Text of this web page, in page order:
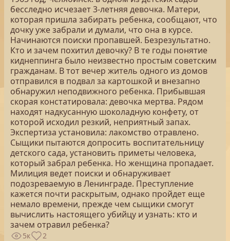
бесследно исчезает 3-летняя девочка. Матери,
которая пришла забирать ребенка, сообщают, что
дочку уже забрали и думали, что она в курсе.
Начинаются поиски пропавшей. Безрезультатно.
Кто и зачем похитил девочку? В те годы понятие
киднеппинга было неизвестно простым советским
гражданам. В тот вечер житель одного из домов
отправился в подвал за картошкой и внезапно
обнаружил неподвижного ребенка. Прибывшая
скорая констатировала: девочка мертва. Рядом
находят надкусанную шоколадную конфету, от
которой исходил резкий, неприятный запах.
Экспертиза установила: лакомство отравлено.
Сыщики пытаются допросить воспитательницу
детского сада, установить приметы человека,
который забрал ребенка. Но женщина пропадает.
Милиция ведет поиски и обнаруживает
подозреваемую в Ленинграде. Преступление
кажется почти раскрытым, однако пройдет еще
немало времени, прежде чем сыщики смогут
вычислить настоящего убийцу и узнать: кто и
зачем отравил ребенка?
5к 2